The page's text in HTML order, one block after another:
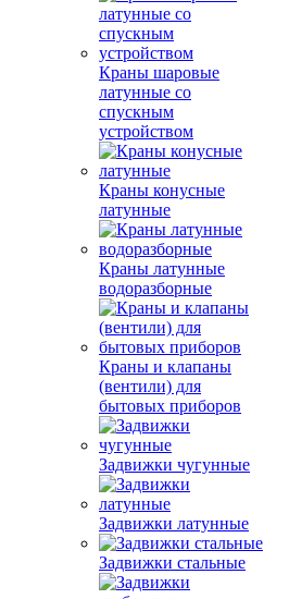
Краны шаровые
латунные со
спускным
устройством
Краны конусные
латунные
Краны латунные
водоразборные
Краны и клапаны
(вентили) для
бытовых приборов
Задвижки чугунные
Задвижки латунные
Задвижки стальные